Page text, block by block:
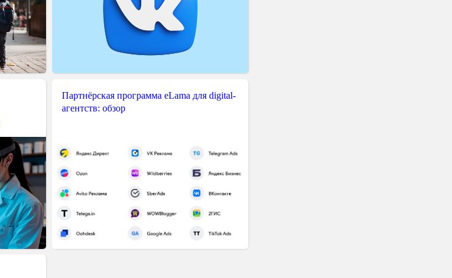
Партнёрская программа eLama для digital-
агентств: обзор